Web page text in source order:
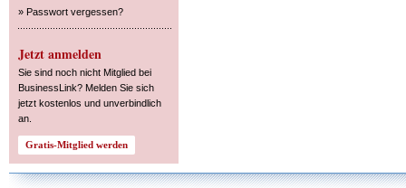
» Passwort vergessen?
Jetzt anmelden
Sie sind noch nicht Mitglied bei
BusinessLink? Melden Sie sich
jetzt kostenlos und unverbindlich
an.